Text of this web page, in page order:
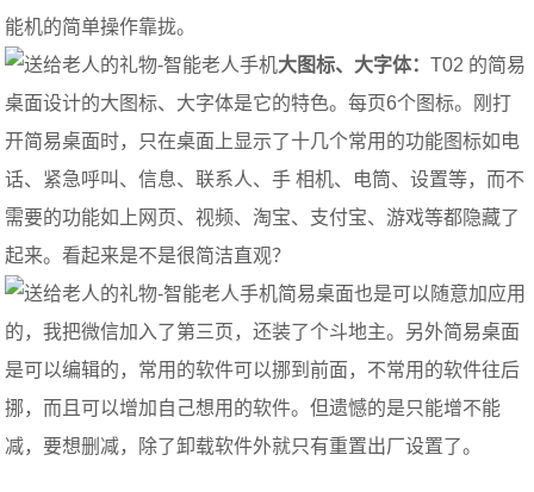
能机的简单操作靠拢。
大图标、大字体：T02 的简易
桌面设计的大图标、大字体是它的特色。每页6个图标。刚打
开简易桌面时，只在桌面上显示了十几个常用的功能图标如电
话、紧急呼叫、信息、联系人、手 相机、电筒、设置等，而不
需要的功能如上网页、视频、淘宝、支付宝、游戏等都隐藏了
起来。看起来是不是很简洁直观？
简易桌面也是可以随意加应用
的，我把微信加入了第三页，还装了个斗地主。另外简易桌面
是可以编辑的，常用的软件可以挪到前面，不常用的软件往后
挪，而且可以增加自己想用的软件。但遗憾的是只能增不能
减，要想删减，除了卸载软件外就只有重置出厂设置了。